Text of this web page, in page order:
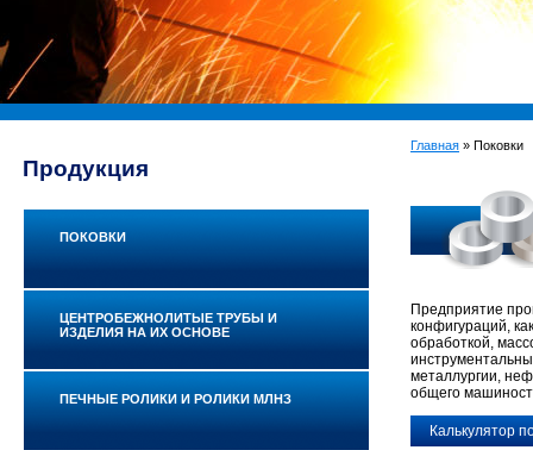
Главная » Поковки
Предприятие
конфигураций,
обработкой,
металлургии,
общего
Калькулятор
Продукция
ПОКОВКИ
ЦЕНТРОБЕЖНОЛИТЫЕ ТРУБЫ И
ИЗДЕЛИЯ НА ИХ ОСНОВЕ
ПЕЧНЫЕ РОЛИКИ И РОЛИКИ МЛНЗ